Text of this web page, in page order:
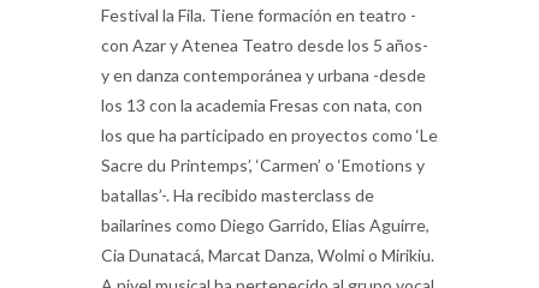
Festival la Fila. Tiene formación en teatro -
con Azar y Atenea Teatro desde los 5 años-
y en danza contemporánea y urbana -desde
los 13 con la academia Fresas con nata, con
los que ha participado en proyectos como ‘Le
Sacre du Printemps’, ‘Carmen’ o ‘Emotions y
batallas’-. Ha recibido masterclass de
bailarines como Diego Garrido, Elias Aguirre,
Cia Dunatacá, Marcat Danza, Wolmi o Mirikiu.